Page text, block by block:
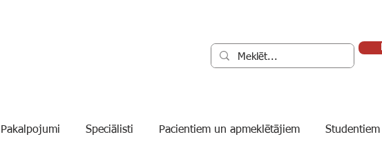
Pakalpojumi Speciālisti Pacientiem un apmeklētājiem Studentiem